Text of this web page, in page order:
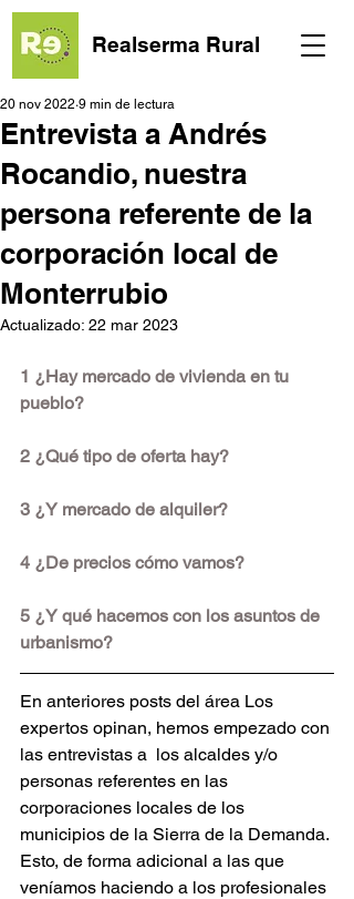
Realserma Rural
Entrevista a Andrés
Rocandio, nuestra
persona referente de la
corporación local de
Monterrubio
20 nov 2022 9 min de lectura
Actualizado: 22 mar 2023
1 ¿Hay mercado de vivienda en tu
pueblo?
2 ¿Qué tipo de oferta hay?
3 ¿Y mercado de alquiler?
4 ¿De precios cómo vamos?
5 ¿Y qué hacemos con los asuntos de
urbanismo?
En anteriores posts del área Los
expertos opinan, hemos empezado con
las entrevistas a  los alcaldes y/o
personas referentes en las
corporaciones locales de los
municipios de la Sierra de la Demanda.
Esto, de forma adicional a las que
veníamos haciendo a los profesionales